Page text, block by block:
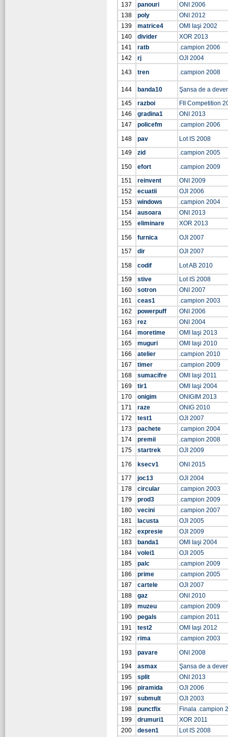
137 panouri
ONI 2006
138
poly
ONI 2012
139
matrice4
OMI Iaşi 2002
140
divider
XOR 2013
141
ratb
.campion 2006
142
rj
OJI 2004
143
tren .campion 2008
144 banda10
Şansa de a
145
razboi
FII Competition
146
gradina1
ONI 2013
147
policefm
.campion 2006
148
pav
Lot IS 2008
149
zid
.campion 2005
150
efort
.campion 2009
151
reinvent
ONI 2009
152
ecuatii
OJI 2006
153
windows
.campion 2004
154
ausoara
ONI 2013
155
eliminare
XOR 2013
156
furnica
OJI 2007
157
dir
OJI 2007
158
codif
Lot AB 2010
159
stive
Lot IS 2008
160
sotron
ONI 2007
161
ceas1
.campion 2003
162
powerpuff
ONI 2006
163
rez
ONI 2004
164
moretime
OMI Iaşi 2013
165
muguri
OMI Iaşi 2010
166
atelier
.campion 2010
167
timer
.campion 2009
168
sumacifre
OMI Iaşi 2011
169
tir1
OMI Iaşi 2004
170
onigim
ONIGIM 2013
171
raze
ONIG 2010
172
test1
OJI 2007
173
pachete
.campion 2004
174
premii
.campion 2008
175
startrek
OJI 2009
176
ksecv1
ONI 2015
177
joc13
OJI 2004
178
circular
.campion 2003
179
prod3
.campion 2009
180
vecini
.campion 2007
181
lacusta
OJI 2005
182
expresie
OJI 2009
183
banda1
OMI Iaşi 2004
184
volei1
OJI 2005
185
palc
.campion 2009
186
prime
.campion 2005
187
cartele
OJI 2007
188
gaz
ONI 2010
189
muzeu
.campion 2009
190
pegals
.campion 2011
191
test2
OMI Iaşi 2012
192
rima
.campion 2003
193
pavare
ONI 2008
194
asmax
Şansa de a
195
split
ONI 2013
196
piramida
OJI 2006
197
submult
OJI 2003
198
punctfix
Finala .campion
199
drumuri1
XOR 2011
200
desen1
Lot IS 2008